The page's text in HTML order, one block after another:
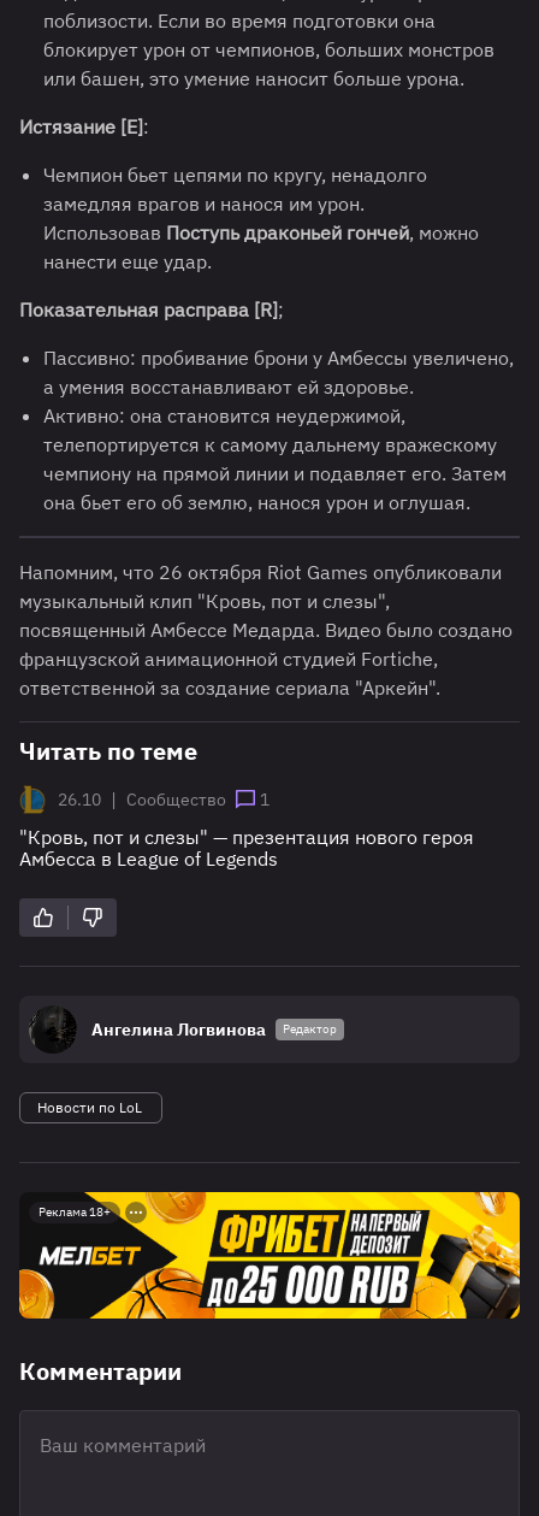
поблизости. Если во время подготовки она
блокирует урон от чемпионов, больших монстров
или башен, это умение наносит больше урона.
Истязание [E]:
Чемпион бьет цепями по кругу, ненадолго
замедляя врагов и нанося им урон.
Использовав Поступь драконьей гончей, можно
нанести еще удар.
Показательная расправа [R];
Пассивно: пробивание брони у Амбессы увеличено,
а умения восстанавливают ей здоровье.
Активно: она становится неудержимой,
телепортируется к самому дальнему вражескому
чемпиону на прямой линии и подавляет его. Затем
она бьет его об землю, нанося урон и оглушая.
Напомним, что 26 октября Riot Games опубликовали
музыкальный клип "Кровь, пот и слезы",
посвященный Амбессе Медарда. Видео было создано
французской анимационной студией Fortiche,
ответственной за создание сериала "Аркейн".
Читать по теме
26.10 | Сообщество 1
"Кровь, пот и слезы" — презентация нового героя
Амбесса в League of Legends
Ангелина Логвинова Редактор
Новости по LoL
Реклама 18+
Комментарии